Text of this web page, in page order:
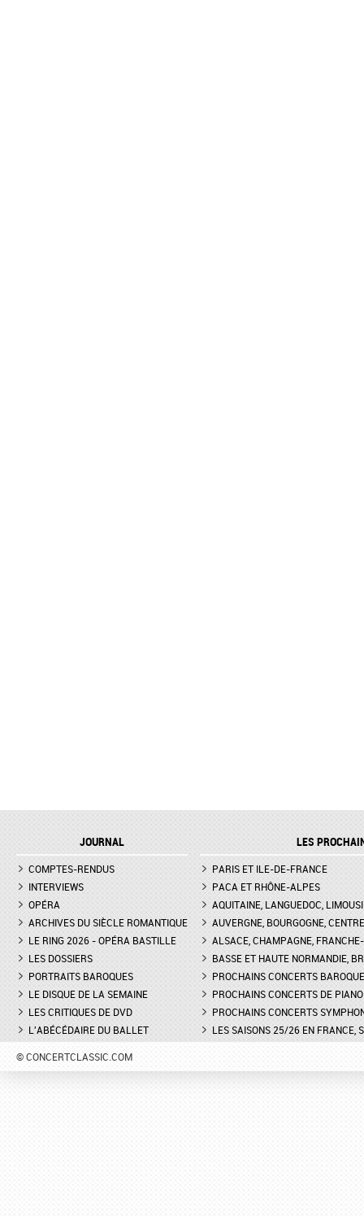
JOURNAL
COMPTES-RENDUS
INTERVIEWS
OPÉRA
ARCHIVES DU SIÈCLE ROMANTIQUE
LE RING 2026 - OPÉRA BASTILLE
LES DOSSIERS
PORTRAITS BAROQUES
LE DISQUE DE LA SEMAINE
LES CRITIQUES DE DVD
L'ABÉCÉDAIRE DU BALLET
LES
PARIS ET ILE-DE-FRANCE
PACA ET RHÔNE-ALPES
AQUITAINE, LANGUEDOC,
AUVERGNE, BOURGOGNE, CENTRE
ALSACE, CHAMPAGNE,
BASSE ET HAUTE NORMANDIE,
PROCHAINS CONCERTS
PROCHAINS CONCERTS DE PIANO
PROCHAINS CONCERTS
LES SAISONS 25/26 EN FRANCE,
© CONCERTCLASSIC.COM